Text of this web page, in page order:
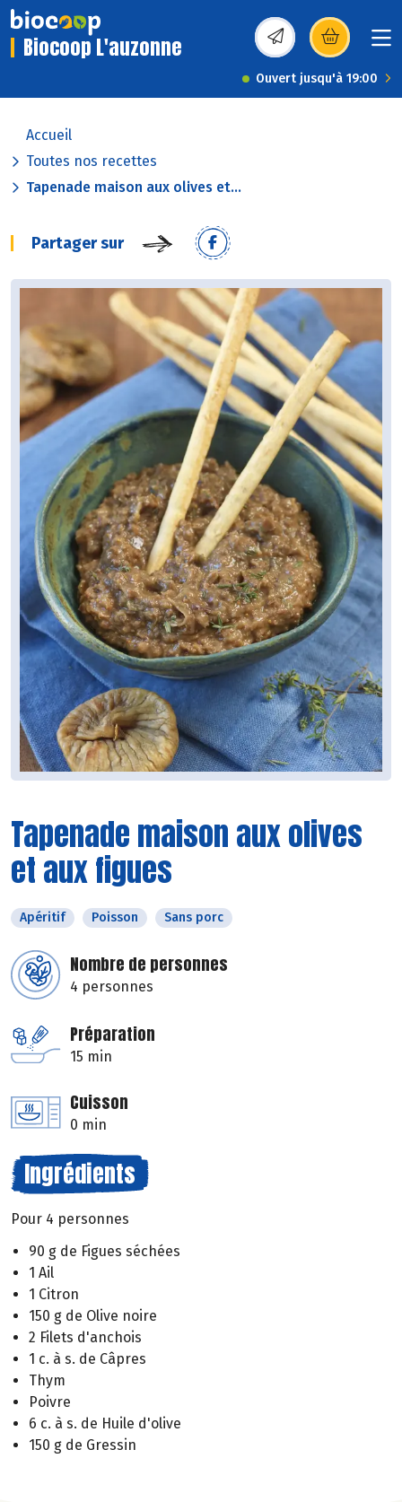
Biocoop L'auzonne (s’ouvre dans une
Ouvert jusqu'à 19:00
Accueil
Toutes nos recettes
Tapenade maison aux olives et...
Partager sur
Tapenade maison aux olives
et aux figues
Apéritif Poisson Sans porc
Nombre de personnes
4 personnes
Préparation
15 min
Cuisson
0 min
Ingrédients
Pour 4 personnes
90 g de Figues séchées
1 Ail
1 Citron
150 g de Olive noire
2 Filets d'anchois
1 c. à s. de Câpres
Thym
Poivre
6 c. à s. de Huile d'olive
150 g de Gressin